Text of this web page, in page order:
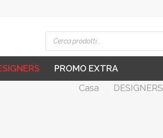
Products
search
PROMO EXTRA
Casa
DESIGNERS